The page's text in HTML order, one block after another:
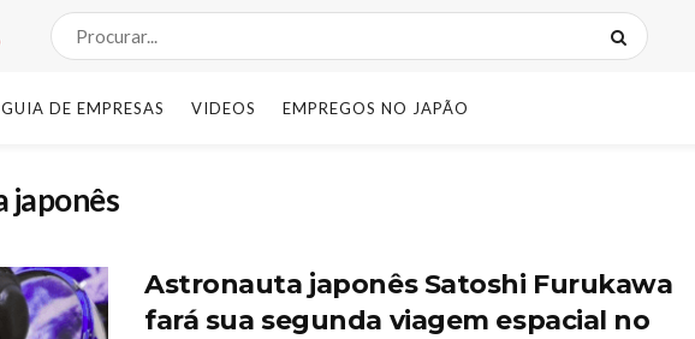
GUIA DE EMPRESAS VIDEOS EMPREGOS NO JAPÃO
japonês
Astronauta japonês Satoshi Furukawa
fará sua segunda viagem espacial no